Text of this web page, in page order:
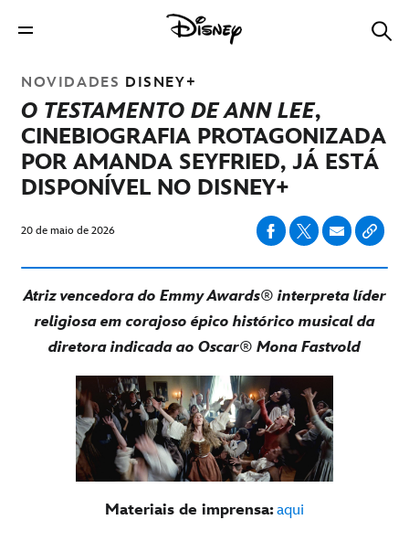
NOVIDADES DISNEY+
O TESTAMENTO DE ANN LEE,
CINEBIOGRAFIA PROTAGONIZADA
POR AMANDA SEYFRIED, JÁ ESTÁ
DISPONÍVEL NO DISNEY+
20 de maio de 2026
Atriz vencedora do Emmy Awards®interpreta líder
religiosa em corajoso épico histórico musical da
diretora indicada ao Oscar® Mona Fastvold
Materiais de imprensa:aqui